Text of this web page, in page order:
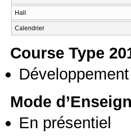
Hall
Calendrier
Course Type
Mode
En présentiel